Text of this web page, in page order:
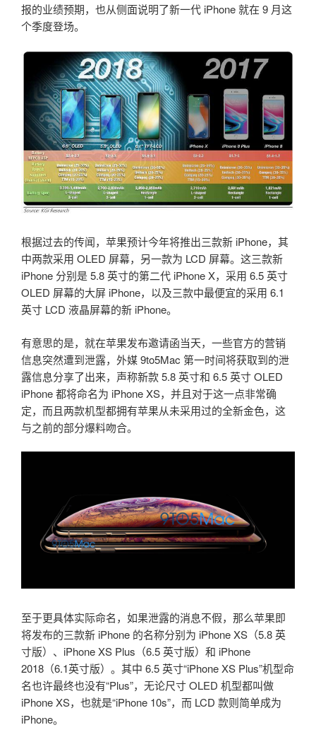
报的业绩预期，也从侧面说明了新一代 iPhone 就在 9 月这
个季度登场。
根据过去的传闻，苹果预计今年将推出三款新 iPhone，其
中两款采用 OLED 屏幕，另一款为 LCD 屏幕。这三款新
iPhone 分别是 5.8 英寸的第二代 iPhone X，采用 6.5 英寸
OLED 屏幕的大屏 iPhone，以及三款中最便宜的采用 6.1
英寸 LCD 液晶屏幕的新 iPhone。
有意思的是，就在苹果发布邀请函当天，一些官方的营销
信息突然遭到泄露，外媒 9to5Mac 第一时间将获取到的泄
露信息分享了出来，声称新款 5.8 英寸和 6.5 英寸 OLED
iPhone 都将命名为 iPhone XS，并且对于这一点非常确
定，而且两款机型都拥有苹果从未采用过的全新金色，这
与之前的部分爆料吻合。
至于更具体实际命名，如果泄露的消息不假，那么苹果即
将发布的三款新 iPhone 的名称分别为 iPhone XS（5.8 英
寸版）、iPhone XS Plus（6.5 英寸版）和 iPhone
2018（6.1英寸版）。其中 6.5 英寸“iPhone XS Plus”机型命
名也许最终也没有“Plus”，无论尺寸 OLED 机型都叫做
iPhone XS，也就是“iPhone 10s”，而 LCD 款则简单成为
iPhone。